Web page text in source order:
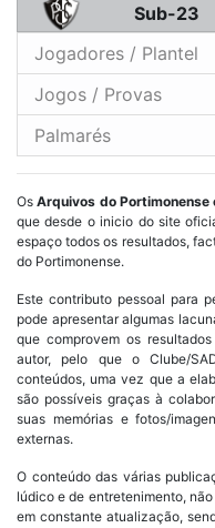
Sub-23
Jogadores / Plantel
Jogos / Provas
Palmarés
OsArquivos do Portimonense
que desde o inicio do site
espaço todos os resultados,
do Portimonense.
Este contributo pessoal para
pode apresentar algumas
que comprovem os
autor, pelo que o Clube/
conteúdos, uma vez que a
são possíveis graças à
suas memórias e fotos/
externas.
O conteúdo das várias
lúdico e de entretenimento,
em constante atualização,